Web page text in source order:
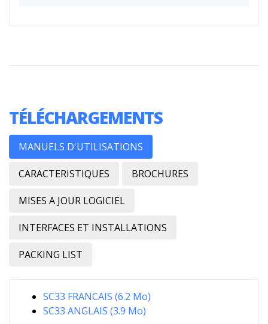
TÉLÉCHARGEMENTS
MANUELS D'UTILISATIONS
CARACTERISTIQUES BROCHURES
MISES A JOUR LOGICIEL
INTERFACES ET INSTALLATIONS
PACKING LIST
SC33 FRANCAIS (6.2 Mo)
SC33 ANGLAIS (3.9 Mo)